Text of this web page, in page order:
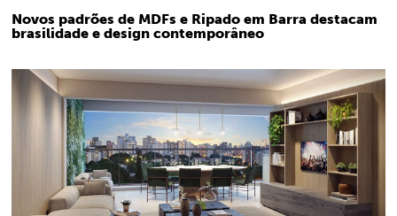
Novos padrões de MDFs e Ripado em Barra destacam
brasilidade e design contemporâneo